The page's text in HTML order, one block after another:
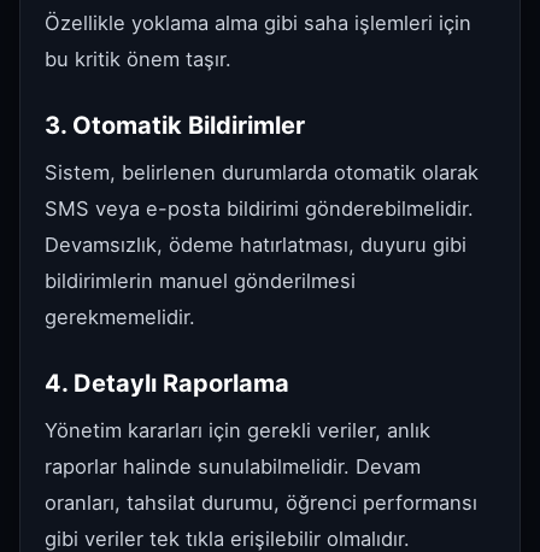
Özellikle yoklama alma gibi saha işlemleri için
bu kritik önem taşır.
3. Otomatik Bildirimler
Sistem, belirlenen durumlarda otomatik olarak
SMS veya e-posta bildirimi gönderebilmelidir.
Devamsızlık, ödeme hatırlatması, duyuru gibi
bildirimlerin manuel gönderilmesi
gerekmemelidir.
4. Detaylı Raporlama
Yönetim kararları için gerekli veriler, anlık
raporlar halinde sunulabilmelidir. Devam
oranları, tahsilat durumu, öğrenci performansı
gibi veriler tek tıkla erişilebilir olmalıdır.